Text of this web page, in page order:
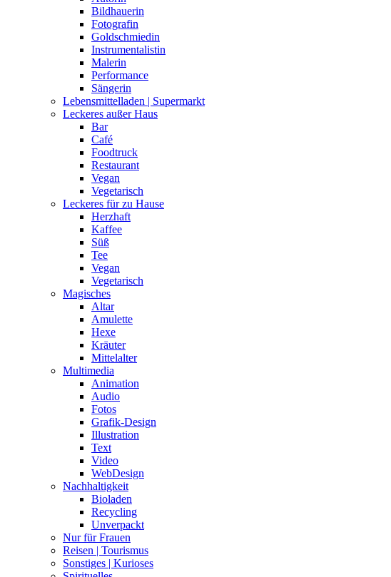
Bildhauerin
Fotografin
Goldschmiedin
Instrumentalistin
Malerin
Performance
Sängerin
Lebensmittelladen | Supermarkt
Leckeres außer Haus
Bar
Café
Foodtruck
Restaurant
Vegan
Vegetarisch
Leckeres für zu Hause
Herzhaft
Kaffee
Süß
Tee
Vegan
Vegetarisch
Magisches
Altar
Amulette
Hexe
Kräuter
Mittelalter
Multimedia
Animation
Audio
Fotos
Grafik-Design
Illustration
Text
Video
WebDesign
Nachhaltigkeit
Bioladen
Recycling
Unverpackt
Nur für Frauen
Reisen | Tourismus
Sonstiges | Kurioses